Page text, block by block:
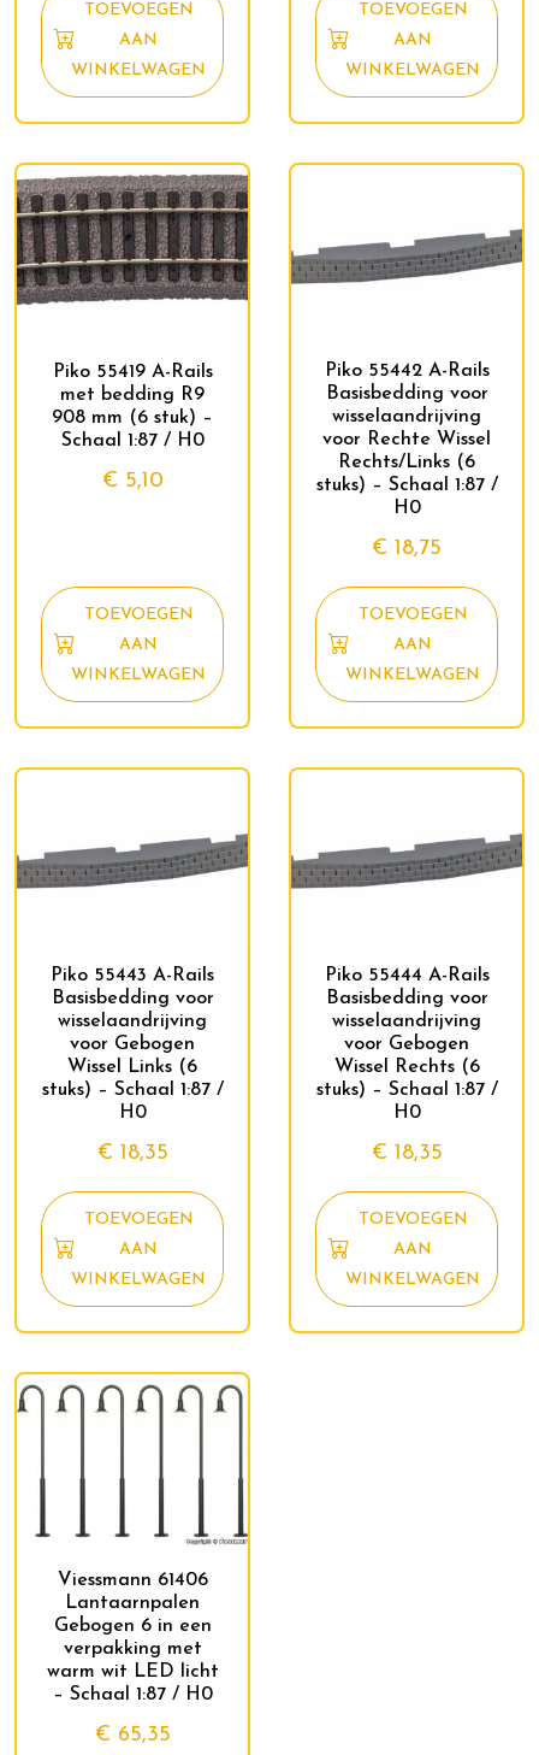
TOEVOEGEN
AAN
WINKELWAGEN
TOEVOEGEN
AAN
WINKELWAGEN
Piko 55419 A-Rails
met bedding R9
908 mm (6 stuk) –
Schaal 1:87 / H0
€ 5,10
TOEVOEGEN
AAN
WINKELWAGEN
Piko 55442 A-Rails
Basisbedding voor
wisselaandrijving
voor Rechte Wissel
Rechts/Links (6
stuks) – Schaal 1:87 /
H0
€ 18,75
TOEVOEGEN
AAN
WINKELWAGEN
Piko 55443 A-Rails
Basisbedding voor
wisselaandrijving
voor Gebogen
Wissel Links (6
stuks) – Schaal 1:87 /
H0
€ 18,35
TOEVOEGEN
AAN
WINKELWAGEN
Piko 55444 A-Rails
Basisbedding voor
wisselaandrijving
voor Gebogen
Wissel Rechts (6
stuks) – Schaal 1:87 /
H0
€ 18,35
TOEVOEGEN
AAN
WINKELWAGEN
Viessmann 61406
Lantaarnpalen
Gebogen 6 in een
verpakking met
warm wit LED licht
– Schaal 1:87 / H0
€ 65,35